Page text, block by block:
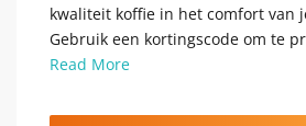
kwaliteit koffie in het comfort van
Gebruik een kortingscode om te
Read More